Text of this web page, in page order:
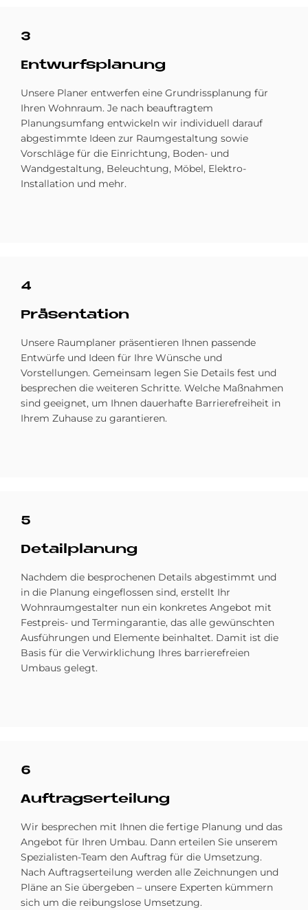
3
Ent­wurfs­pla­nung
Unsere Planer entwerfen eine Grundrissplanung für
Ihren Wohnraum. Je nach beauftragtem
Planungsumfang entwickeln wir individuell darauf
abgestimmte Ideen zur Raumgestaltung sowie
Vorschläge für die Einrichtung, Boden- und
Wandgestaltung, Beleuchtung, Möbel, Elektro-
Installation und mehr.
4
Prä­sen­ta­ti­on
Unsere Raumplaner präsentieren Ihnen passende
Entwürfe und Ideen für Ihre Wünsche und
Vorstellungen. Gemeinsam legen Sie Details fest und
besprechen die weiteren Schritte. Welche Maßnahmen
sind geeignet, um Ihnen dauerhafte Barrierefreiheit in
Ihrem Zuhause zu garantieren.
5
De­tail­pla­nung
Nachdem die besprochenen Details abgestimmt und
in die Planung eingeflossen sind, erstellt Ihr
Wohnraumgestalter nun ein konkretes Angebot mit
Festpreis- und Termingarantie, das alle gewünschten
Ausführungen und Elemente beinhaltet. Damit ist die
Basis für die Ver­wirklichung Ihres barrierefreien
Umbaus gelegt.
6
Auf­trags­er­tei­lung
Wir besprechen mit Ihnen die fertige Planung und das
Angebot für Ihren Umbau. Dann erteilen Sie unserem
Spezialisten-Team den Auftrag für die Umsetzung.
Nach Auftragserteilung werden alle Zeichnungen und
Pläne an Sie übergeben – unsere Experten kümmern
sich um die reibungslose Umsetzung.